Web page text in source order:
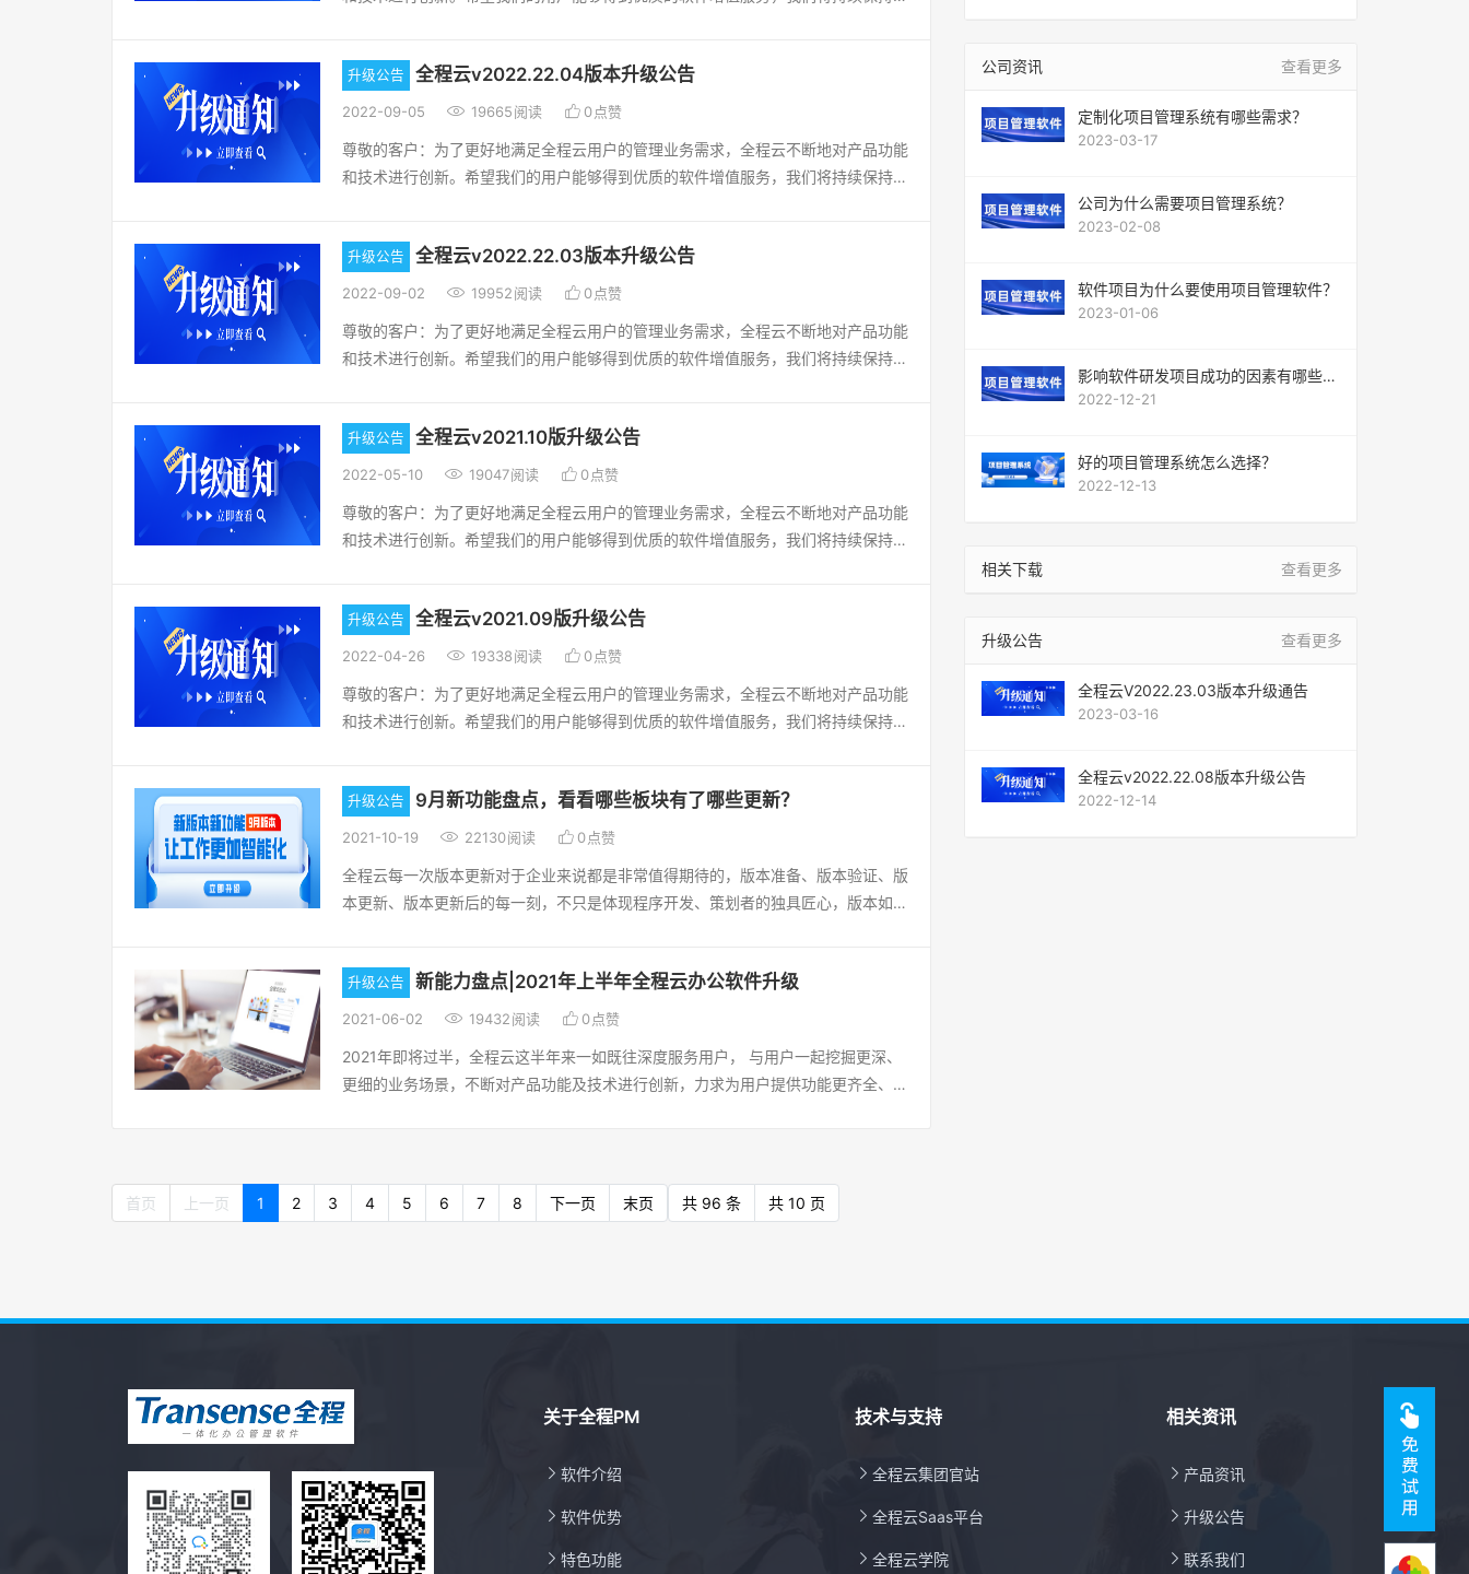
分布报表菜单，实现部门月度绩效考核等级分布、经理层人员月报绩效考核等级分布
以及普通员工月报绩效考核等级分布的设置和列表展示。PM1. [新增] 项目管理-项目
始日期的功能。升级后，如有问题，请及时反馈！谢谢您的支持与配合！
含税价的字段，明细增加不含税单价；[新增] 库存查询：增加库存查询表菜单，为给
客户定制，可以查询出采购-出库明细数量的库存变动情况。升级后，如有问题，请
及时反馈！谢谢您的支持与配合！
入功能，并增加角色权限控制；[新增] 销售分析-销售阶段统计功能增加按“预计金
增] 组装拆分-组装添加：组装零件产品，增加支持选择多个批次编号，不同批量填
写数量，但总数等于组装数量功能。App[新增] 个人-薪资查询：列表中，原显示的
是套账名称改为显示薪资主题。升级后，如有问题，请及时反馈！谢谢您的支持与配
合！
联预算设置改成三个选项，内容为：报销单关联预算时，选择预算：只能选择报销日
期所在的月/季/年预算；可选择所有预算；可选择报销日期之前的预算；报销管理：
增] 报销管理：提交单据时，关联预算时，增加审核中显示列，显示时，剩余金额=
预算金额-已通过金额-审核中金额，不能超预算时，也是按剩余金额判断；（增加参
含审核中金额，1包含，0不包含。0为按原来的设置，不显示审核中预算数据）[新
增] 个人设置-绑定微信：增加流程传阅可以微信上收到订阅消息的功能；[优化] 资
产管理-资产管理：显示设置中，增加“入库日期”显示列；[新增] 设置-第三方设置：
增加地图应用，企业需设置自己申请的key，才能使用地图、手机签到功能；CRM客
户管理软件[新增]目标与执行：销售工作日志，工作日志、工作周总结、工作月总
的设置）HR人力资源管理软件[新增] 考勤报表-考勤月报表：导入时，增加日志记
录；（日志在考勤汇总日志中显示）[优化] 薪资管理-薪资发放：发放人数多时，重
新计算或计税速度优化；升级后，如有问题，请及时反馈！谢谢您的支持与配合！
升级公告 全程云v2022.22.04版本升级公告
2022-09-05  19665阅读  0点赞
尊敬的客户：为了更好地满足全程云用户的管理业务需求，全程云不断地对产品功能
和技术进行创新。希望我们的用户能够得到优质的软件增值服务，我们将持续保持产
作日志记录，记录操作人，操作时间及文件名称[新增] 我的流程-草稿箱：增加了删
除角色权限[新增] 操作日志：删除单据时，操作日志中增加记录还款单单号CRM客
款）[优化] 业务合同：编辑页面增加收入类合同和支出类合同选择功能，并正确显示
列表数据[优化] 报价单：转销售订单，联系人（报价单）信息需要再手动重新选择
签名、电子签确认功能[新增] 薪资发放：增加了在线签名、电子签确认功能[优化] 薪
资发放：薪资明细增加默认勾选“显示日期范围”[优化] 应收应付：可以批量输入关联
订单号后查询显示[优化] 合同管理：人员离职后，重新入职或者复职，未签中不显
示，应该要显示[优化] 工资个税计算前能否也能提取最新的个税扣缴单位[优化] 人事
档案-人员信息： 打印人员信息是选择“自定义模板”里面显示的字段不够完整客户无
入正数[优化] 待入职人员：新增填写信息时有些重要字段格式没有过滤，乱填写的内
容也可以保存，校验手机号格式时，限制下长度为11位升级后，如有问题，请及时反
馈！谢谢您的支持与配合！
升级公告 全程云v2022.22.03版本升级公告
2022-09-02  19952阅读  0点赞
尊敬的客户：为了更好地满足全程云用户的管理业务需求，全程云不断地对产品功能
和技术进行创新。希望我们的用户能够得到优质的软件增值服务，我们将持续保持产
app端增加附件发票识别功能（客户定制，标准版本不配置）[优化] 固定资产-资产
管理：资产管理点击更多，增加登记日期查询条件显示；资产原值录入后按照输入值
化] 流程管理-流程监控：列表增加当前处理人查询功能[优化] 流程设置-表单设计：
自定义表单pc端上传附件增加“云协同文件”上传功能[优化] 流程设置-表单设计：自
会先先下载，实现直接打开文档查看[新增] 设置-组织机构-人员信息：列表增加已分
配角色查询功能HR人力资源管理软件[优化] 组织机构-职位信息：在职人数后面增加
离职人数，退休人数列，并统计对应状态的人数[新增] 组织机构-职位信息：增加编
制人数是否可以超编设置[优化] 人事档案-待入职人员：增加报备功能菜单，先报备
手机号再扫码提交入职申请表，如果没有报备的手机号则扫码验证后，弹出无报备提
列表的关键字增加手机号码查询功能[新增] 人事档案-人员信息：员工类型、员工身
份改为多选并且增加学历、专业查询条件；[新增] 档案查询-增加综合列表tab页，可
以显示人员、教育背景、工作经历、社会关系、资格证书等[新增] 人事档案-人员信
息：新增人员界面设置增加“考勤排班”项，可以设置显示与否[新增] 社保公积金-社
保项目：定额，支持输入负数[新增] 社保公积金-社保投保：新增页面，套账选择增
增加[新增] 考勤管理-假期额度：批量导入更新模板增加描述列，导入成功并记录相
应的变更日志，内容包括描述列内容[优化] 考勤管理-考勤月报：编辑，保存，刷新
件，核验人，现在是按人员id去查，改为按录入的关键字查询核验人，点...按钮选人
后，也是按文字来查询[优化] 项目管理-核验任务：查询条件，负责人，现在是按人
[优化] 项目管理-项目管理：编辑某个项目-项目任务tab，输入查询条件，点列表的
列表看不全被遮住了部分内容，修改为可以正常显示[优化] 项目管理-项目日志：项
询项；、新增任务时，子任务增加批量选择执行人DRP进销存管理软件[新增] ERP基
理-销售订单：不同入口进入销售订单编辑页面，从流程或者从销售查询进入销售订
单编辑页面，自定义字段是否可修改功能修改为一致[新增] 销售管理-销售订单：销
售订单详情页面增加分页功能；[新增]采购管理-采购订单：采购单详情页面付款单
列表增加分页功能升级后，如有问题，请及时反馈！谢谢您的支持与配合！
升级公告 全程云v2021.10版升级公告
2022-05-10  19047阅读  0点赞
尊敬的客户：为了更好地满足全程云用户的管理业务需求，全程云不断地对产品功能
和技术进行创新。希望我们的用户能够得到优质的软件增值服务，我们将持续保持产
色权限，有权限的人员可以看到全部发布后的公告；[新增] 费用设置-关联项目：表
单增加上传附件功能；[新增] 办公用品-入库查询：模块中有关仓库的下拉框都增加
件-资产明细：设置中，增加设置为统计值：资产记录数|资产数量选择，选择后界面
上的统计数据就按设置的显示，现统计的是资产记录数，即要增加可以统计资产数量
的折旧详细信息；CRM客户管理软件[优化] 销售联系-销售机会：现同一客户多个销
售机会，联系记录显示的都是同样的内容，改为只显示关联了该销售机会的联系记
录；HR人力资源管理软件[新增] 人事档案-员工提醒：增加档案号查询条件；[优化]
资证管理-新增资证：类型、名称下拉框增加搜索录入查找功能；PM项目任务管理软
件[优化] 项目管理-项目进度：新增子项时，默认为当前人员；[优化] 项目管理-项目
升级公告 全程云v2021.09版升级公告
2022-04-26  19338阅读  0点赞
尊敬的客户：为了更好地满足全程云用户的管理业务需求，全程云不断地对产品功能
和技术进行创新。希望我们的用户能够得到优质的软件增值服务，我们将持续保持产
的单据（APP上也要做同样修改）；[新增] 自定义表单的生成的列表菜单，增加勾选
导出功能；[新增] 资产管理-资产管理：资产原值，新增或导入、导入更新时，如果
时，增加资产原值过滤条件；[新增] 资产管理-资产管理：列表增加资产原值查询条
件；[新增] 办公用品：增加“库存预警”菜单，功能为按基础设置-仓库信息-仓库用品
置，可以设置是否要上传附件；[新增] 费用设置-费用设置：增加借款额度设置，可
以选择人员进行设置；[新增] 借还款管理-借款管理：如果该人员设置了借款额度，
在新增时进行发送或进行借款单通过时，需判断该人员当前已通过未还借款金额是否
超过了设置的额度，如果超过了则不允许发送或通过，即在单据变为处理中、通过状
态里， 需检验，并给予提示）；[新增] 我的账务-借款管理：增加还款提醒功能，可
用报销-报销管理：增加选择行导出功能；[新增] 预算管理-预算一览：点击已用、审
核中状态数据时，打开页面中，单据类型中增加“合同”，可以查询该预算关联的合
查预算、报销、借款、合同、采购申请中是否关联项目，如果关联了，给予明确提
去电号码增加可以点击进行拨打；[新增] 快呼中心-云快呼：增加“不显示已接通”选
项，把已拨打未接通、未拨打状态的列都过滤显示出来；[新增] 快呼中心-云快呼：
存在的，显示查看客户；[新增] 快呼中心-快呼管理：打开电话报告，电话记录中，
也增加加入快呼功能，以及点击号码可以打电话的功能；[新增] 云电话-通话统计：
增加时长10~30秒的统计；[新增] 合同订单-新增合同：选择为支出类合同时，增加
关联预算的功能，合同数据在预算一览中都体现在审核中状态，只为合同生成账务生
升级公告 9月新功能盘点，看看哪些板块有了哪些更新？
2021-10-19  22130阅读  0点赞
全程云每一次版本更新对于企业来说都是非常值得期待的，版本准备、版本验证、版
本更新、版本更新后的每一刻，不只是体现程序开发、策划者的独具匠心，版本如何
信息增加了角色权限控制重要字段。2.[新增]社保增加选择个税单位功能3.[新
增]APP在线考核增加批量打分功能02全程云OA协同办公系统1.[新增]附件增加添加
加库龄功能：库存账龄=∑(批次入库数量/统计时点库存总额*批次入库时间)2.[新增]
增加库存账龄分析表04 全程云PM项目管理系统1.[新增]增加项目一览桌面控件2.[新
升级公告 新能力盘点|2021年上半年全程云办公软件升级
2021-06-02  19432阅读  0点赞
2021年即将过半，全程云这半年来一如既往深度服务用户， 与用户一起挖掘更深、
更细的业务场景，不断对产品功能及技术进行创新，力求为用户提供功能更齐全、操
码时，打开客户数据库，增加含公海客户、仅公海客户选择的功能 ，可以查询出公
海客户[优化] 资产管理-领用调拨：调拨信息，新增调入机构，可下拉出所有的机构/
登录后显示水印功能[新增] 资产设置-资产设置：编号与标签设置，标签增加至10个
力和资格资证中的附件[新增]人事档案：增加项目管理菜单，满足基础的项目管理需
范围选择，只能选择一个月份，删掉“不限，本季、上季、本年、去年”的选择[新增]
考勤设置-类别设置：请假类别，用户可以自己配置请假额度管理，有额度才能请
假，可以系统自动生成，跟年假一致[新增]社保公积金-社保投保：增加详细日志记
录人员投保套账、基数、比例数据的更改[新增]我的KPI-计划/总结：类别增加“周”
首页 上一页 1 2 3 4 5 6 7 8 下一页 末页 共 96 条 共 10 页
公司资讯 查看更多
定制化项目管理系统有哪些需求？
2023-03-17
公司为什么需要项目管理系统？
2023-02-08
软件项目为什么要使用项目管理软件？
2023-01-06
影响软件研发项目成功的因素有哪些
呢？
2022-12-21
好的项目管理系统怎么选择？
2022-12-13
相关下载 查看更多
升级公告 查看更多
全程云V2022.23.03版本升级通告
2023-03-16
全程云v2022.22.08版本升级公告
2022-12-14
关于全程PM
 软件介绍
 软件优势
 特色功能
技术与支持
 全程云集团官站
 全程云Saas平台
 全程云学院
相关资讯
 产品资讯
 升级公告
 联系我们